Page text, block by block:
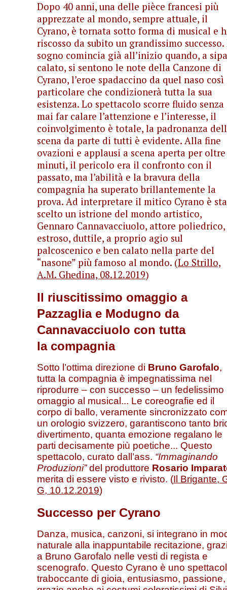
Dopo 40 anni, una delle pièce francesi più
apprezzate al mondo, sempre attuale, il
Cyrano, è tornata sotto forma di musical e
riscosso da subito un grandissimo
sogno comincia già all’inizio quando, a
calato, si sentono le note della Canzone di
Cyrano, l’eroe spadaccino da quel naso così
particolare che condizionerà tutta la sua
esistenza. Lo spettacolo scorre fluido senza
mai far calare l’attenzione e l’interesse, il
coinvolgimento è totale, la padronanza
scena da parte di tutti è evidente. Alla fine
ovazioni e applausi a scena aperta per oltre
minuti, il pericolo era il confronto con il
passato, ma l’abilità e la bravura della
compagnia ha superato brillantemente la
prova. Ad interpretare il mitico Cyrano è
scelto un istrione del mondo artistico,
Gennaro Cannavacciuolo, attore poliedrico,
estroso, duttile, a proprio agio sul
palcoscenico e ben calato nella parte del
“nasone” più famoso al mondo. (Lo Strillo,
A.M. Ghedina, 08.12.2019)
Il riuscitissimo omaggio a
Pazzaglia e Modugno da
Cannavacciuolo con tutta
la compagnia
Sotto l’ottima direzione di Bruno Garofalo,
tutta la compagnia è impegnatissima nel
riprodurre – con successo – un fedelissimo
omaggio al musical... Le coreografie ed il
corpo di ballo, veramente sincronizzato
un orologio svizzero, garantiscono tanto
divertimento, quanta emozione regalano le
parti decisamente più poetiche... Questo
spettacolo, curato dall’ass. “Immaginando
Produzioni”del produttore Rosario
merita di essere visto e rivisto. (Il Brigante,
G, 10.12.2019)
Successo per Cyrano
Danza, musica, canzoni, si integrano in
naturale alla inappuntabile recitazione,
a Bruno Garofalo nelle vesti di regista e
scenografo. Questo Cyrano è uno
traboccante di gioia, entusiasmo, passione,